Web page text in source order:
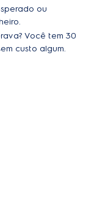
ou
Você tem 30
custo algum.